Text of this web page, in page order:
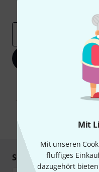
Mit
Mit unseren
fluffiges
dazugehört
Mit Klick auf „Jetzt
Werbung und einer
Abmeldung ist jederzeit
Sicher einkaufen &